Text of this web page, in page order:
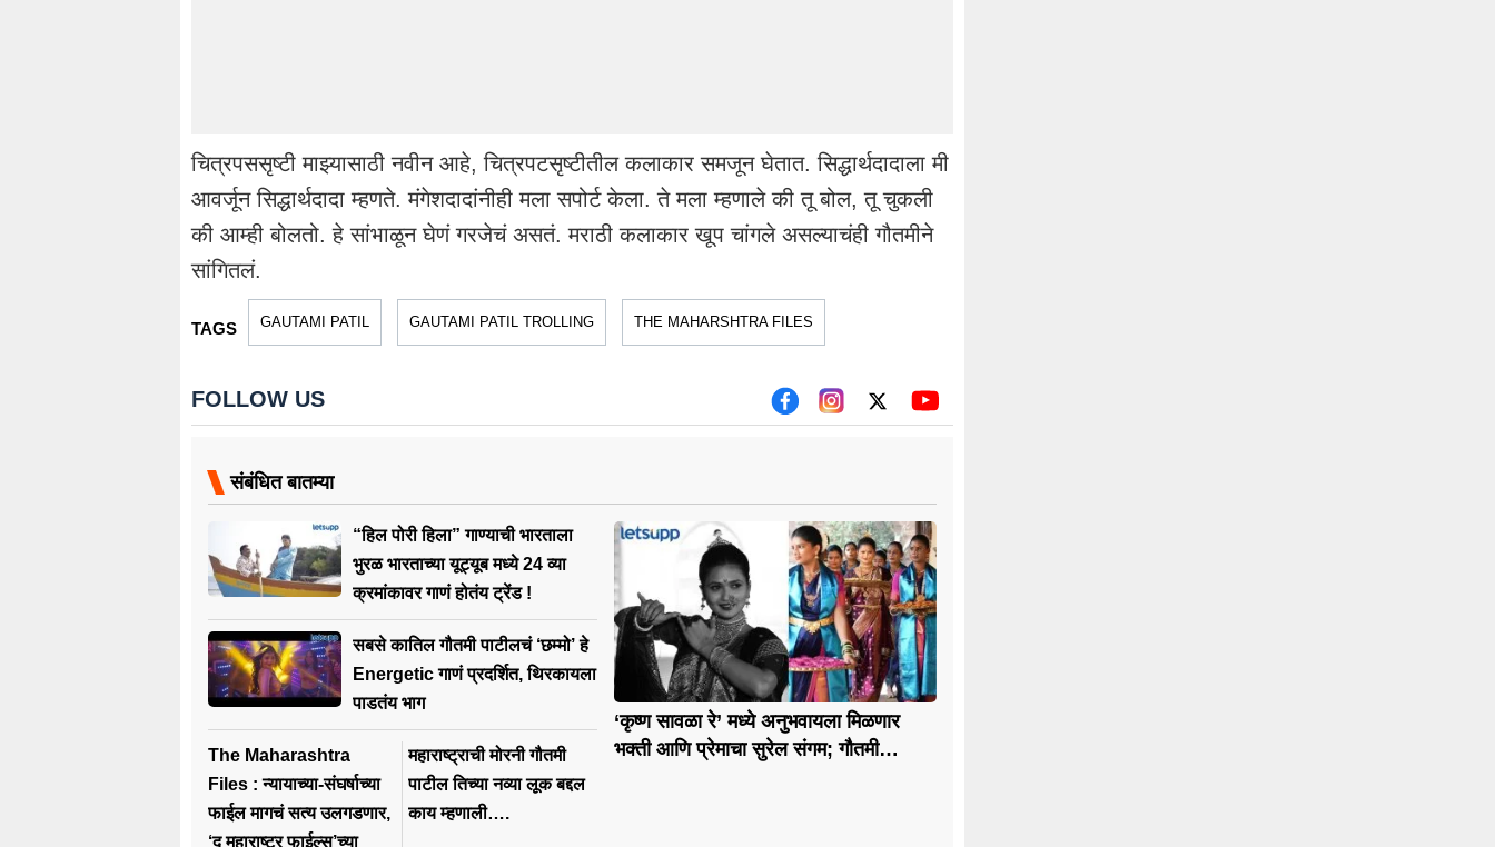
चित्रपससृष्टी माझ्यासाठी नवीन आहे, चित्रपटसृष्टीतील कलाकार समजून घेतात. सिद्धार्थदादाला मी
आवर्जून सिद्धार्थदादा म्हणते. मंगेशदादांनीही मला सपोर्ट केला. ते मला म्हणाले की तू बोल, तू चुकली
की आम्ही बोलतो. हे सांभाळून घेणं गरजेचं असतं. मराठी कलाकार खूप चांगले असल्याचंही गौतमीने
सांगितलं.
TAGS GAUTAMI PATIL GAUTAMI PATIL TROLLING THE MAHARSHTRA FILES
FOLLOW US
संबंधित बातम्या
“हिल पोरी हिला” गाण्याची भारताला
भुरळ भारताच्या यूट्यूब मध्ये 24 व्या
क्रमांकावर गाणं होतंय ट्रेंड !
सबसे कातिल गौतमी पाटीलचं ‘छम्मो’ हे
Energetic गाणं प्रदर्शित, थिरकायला
पाडतंय भाग
The Maharashtra
Files : न्यायाच्या-संघर्षाच्या
फाईल मागचं सत्य उलगडणार,
‘द महाराष्ट्र फाईल्स’च्या
महाराष्ट्राची मोरनी गौतमी
पाटील तिच्या नव्या लूक बद्दल
काय म्हणाली….
‘कृष्ण सावळा रे’ मध्ये अनुभवायला मिळणार
भक्ती आणि प्रेमाचा सुरेल संगम; गौतमी